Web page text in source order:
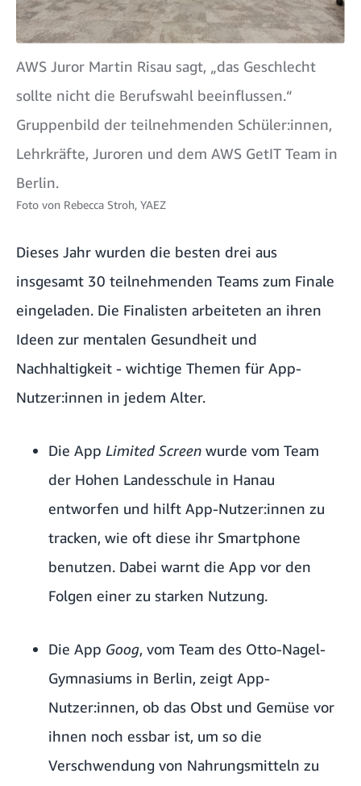
AWS Juror Martin Risau sagt, „das Geschlecht
sollte nicht die Berufswahl beeinflussen.“
Gruppenbild der teilnehmenden Schüler:innen,
Lehrkräfte, Juroren und dem AWS GetIT Team in
Berlin.
Foto von Rebecca Stroh, YAEZ
Dieses Jahr wurden die besten drei aus
insgesamt 30 teilnehmenden Teams zum Finale
eingeladen. Die Finalisten arbeiteten an ihren
Ideen zur mentalen Gesundheit und
Nachhaltigkeit - wichtige Themen für App-
Nutzer:innen in jedem Alter.
Die App Limited Screen wurde vom Team
der Hohen Landesschule in Hanau
entworfen und hilft App-Nutzer:innen zu
tracken, wie oft diese ihr Smartphone
benutzen. Dabei warnt die App vor den
Folgen einer zu starken Nutzung.
Die App Goog, vom Team des Otto-Nagel-
Gymnasiums in Berlin, zeigt App-
Nutzer:innen, ob das Obst und Gemüse vor
ihnen noch essbar ist, um so die
Verschwendung von Nahrungsmitteln zu